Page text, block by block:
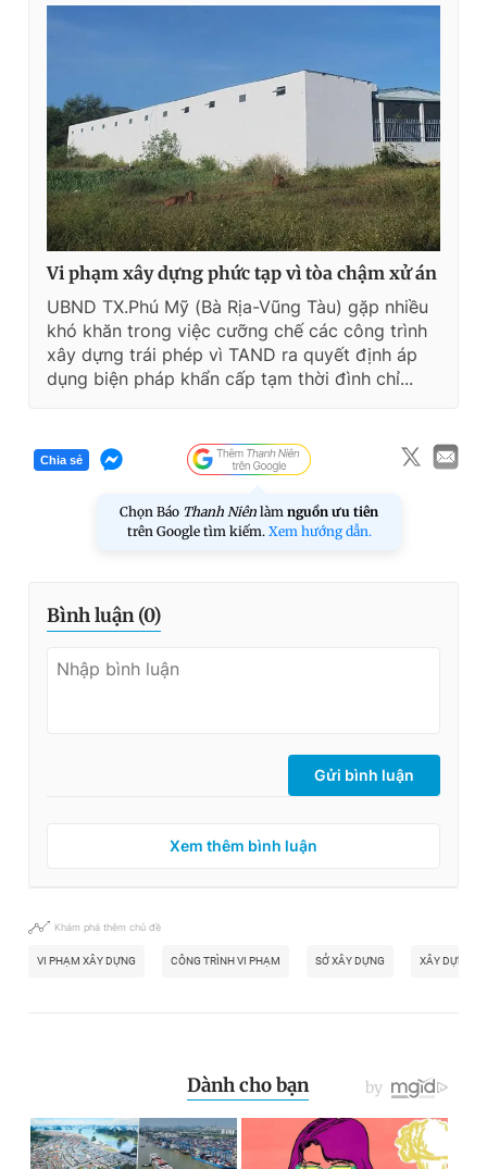
Vi phạm xây dựng phức tạp vì tòa chậm xử án
UBND TX.Phú Mỹ (Bà Rịa-Vũng Tàu) gặp nhiều
khó khăn trong việc cưỡng chế các công trình
xây dựng trái phép vì TAND ra quyết định áp
dụng biện pháp khẩn cấp tạm thời đình chỉ...
Chia sẻ
Chọn Báo Thanh Niên làm nguồn ưu tiên
trên Google tìm kiếm. Xem hướng dẫn.
Bình luận (0)
Gửi bình luận
Xem thêm bình luận
Khám phá thêm chủ đề
VI PHẠM XÂY DỰNG CÔNG TRÌNH VI PHẠM SỞ XÂY DỰNG XÂY DỰNG